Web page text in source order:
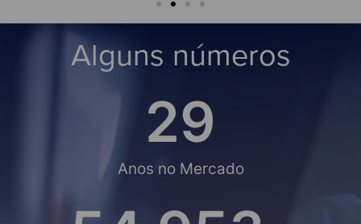
Alguns números
Anos no Mercado
30